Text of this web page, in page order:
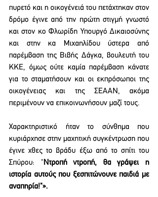
πυρετό και η οικογένειά του πετάχτηκαν στον
δρόμο έγινε από την πρώτη στιγμή γνωστό
και στον κο Φλωρίδη Υπουργό Δικαιοσύνης
και στην κα Μιχαηλίδου ύστερα από
παρέμβαση της Βιβής Δάγκα, βουλευτή του
ΚΚΕ, όμως ούτε καμία παρέμβαση κάνατε
για το σταματήσουν και οι εκπρόσωποι της
οικογένειας και της ΣΕΑΑΝ, ακόμα
περιμένουν να επικοινωνήσουν μαζί τους.
Χαρακτηριστικό ήταν το σύνθημα που
κυριάρχησε στην μαχητική συγκέντρωση που
έγινε χθες το βράδυ έξω από το σπίτι του
Σπύρου: " Ντροπή ντροπή, θα γράψει η
ιστορία αυτούς που ξεσπιτώνουνε παιδιά με
αναπηρία!"».